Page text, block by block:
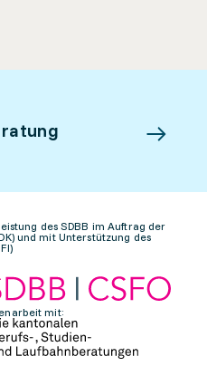
des SDBB im Auftrag der
und mit Unterstützung des
mit: